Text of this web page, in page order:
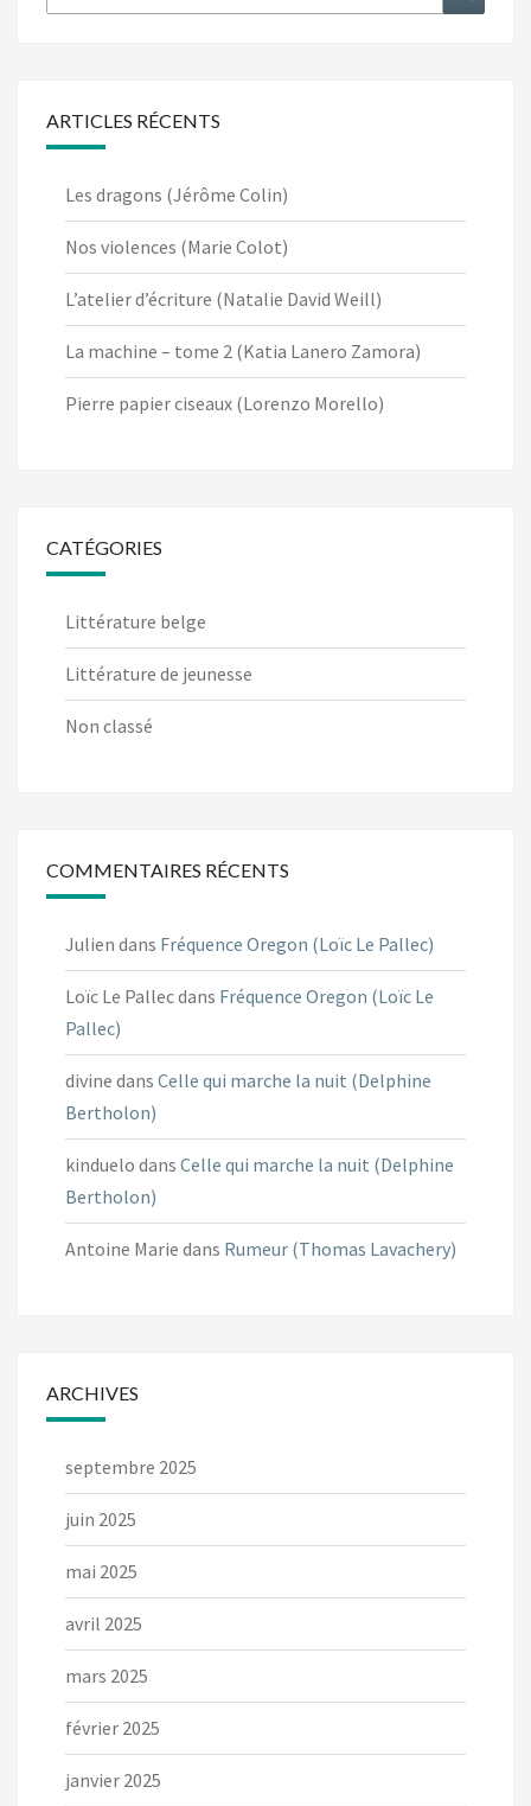
ARTICLES RÉCENTS
Les dragons (Jérôme Colin)
Nos violences (Marie Colot)
L’atelier d’écriture (Natalie David Weill)
La machine – tome 2 (Katia Lanero Zamora)
Pierre papier ciseaux (Lorenzo Morello)
CATÉGORIES
Littérature belge
Littérature de jeunesse
Non classé
COMMENTAIRES RÉCENTS
Julien dans Fréquence Oregon (Loïc Le Pallec)
Loïc Le Pallecdans Fréquence Oregon (Loïc Le
Pallec)
divine dans Celle qui marche la nuit (Delphine
Bertholon)
kinduelo dans Celle qui marche la nuit (Delphine
Bertholon)
Antoine Marie dans Rumeur (Thomas Lavachery)
ARCHIVES
septembre 2025
juin 2025
mai 2025
avril 2025
mars 2025
février 2025
janvier 2025